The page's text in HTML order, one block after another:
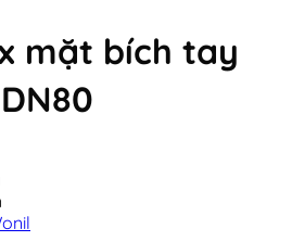
mặt bích tay